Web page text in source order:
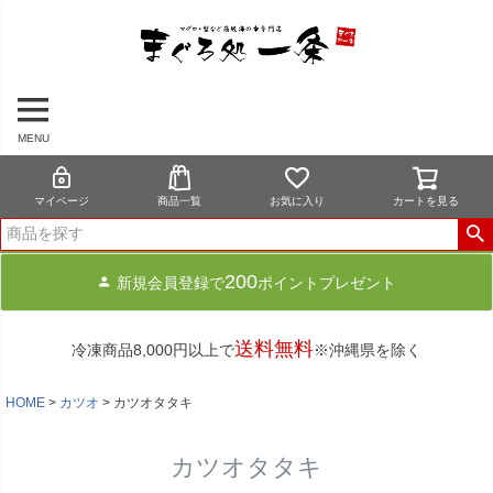
MENU
マイページ 商品一覧 お気に入り カートを見る
新規会員登録で200ポイントプレゼント
冷凍商品8,000円以上で送料無料※沖縄県を除く
HOME カツオ カツオタタキ
カツオタタキ